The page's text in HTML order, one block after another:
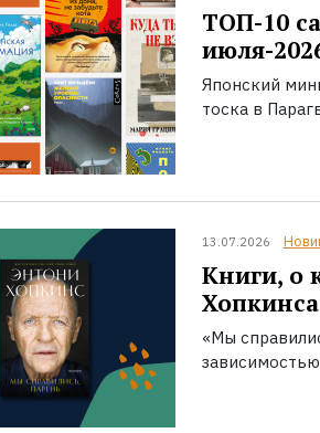
ТОП-10
июля-
Японский
тоска в
13.07.2026
Книги, о
Хопкинса
«Мы